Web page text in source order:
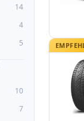
14
4
5
10
7